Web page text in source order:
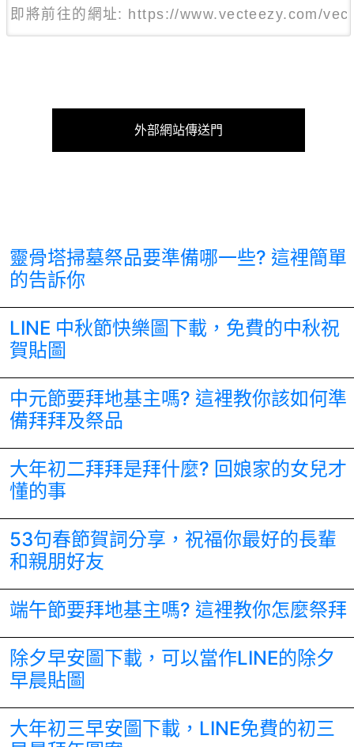
外部網站傳送門
靈骨塔掃墓祭品要準備哪一些? 這裡簡單
的告訴你
LINE 中秋節快樂圖下載，免費的中秋祝
賀貼圖
中元節要拜地基主嗎? 這裡教你該如何準
備拜拜及祭品
大年初二拜拜是拜什麼? 回娘家的女兒才
懂的事
53句春節賀詞分享，祝福你最好的長輩
和親朋好友
端午節要拜地基主嗎? 這裡教你怎麼祭拜
除夕早安圖下載，可以當作LINE的除夕
早晨貼圖
大年初三早安圖下載，LINE免費的初三